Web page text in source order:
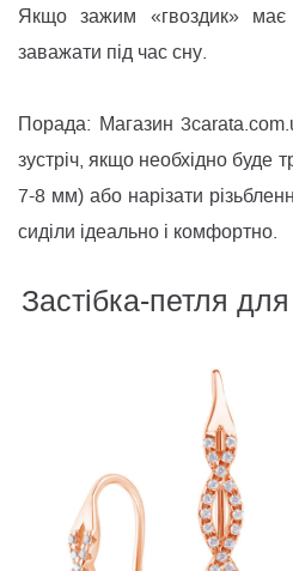
Якщо зажим «гвоздик»
заважати під час сну.
Порада: Магазин
зустріч, якщо необхідно
7-8 мм) або нарізати
сиділи ідеально і комфортно.
Застібка-петля